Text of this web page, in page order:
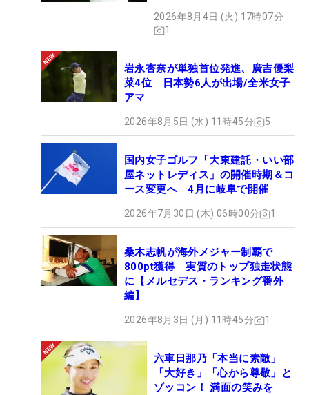
2026年8月4日 (火) 17時07分
1
岩永杏奈が単独首位発進、廣吉優梨
菜4位 日本勢6人が出場/全米女子
アマ
2026年8月5日 (水) 11時45分 5
国内女子ゴルフ「大東建託・いい部
屋ネットレディス」の開催時期＆コ
ース変更へ 4月に岐阜で開催
2026年7月30日 (木) 06時00分 1
桑木志帆が海外メジャー制覇で
800pt獲得 実質のトップ独走状態
に【メルセデス・ランキング番外
編】
2026年8月3日 (月) 11時45分 1
六車日那乃「本当に素敵」
「大好き」「心から尊敬」と
ゾッコン！ 満面の笑みを